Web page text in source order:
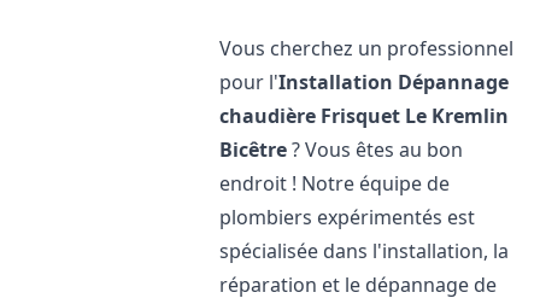
Vous cherchez un professionnel
pour l'Installation Dépannage
chaudière Frisquet Le Kremlin
Bicêtre? Vous êtes au bon
endroit ! Notre équipe de
plombiers expérimentés est
spécialisée dans l'installation, la
réparation et le dépannage de